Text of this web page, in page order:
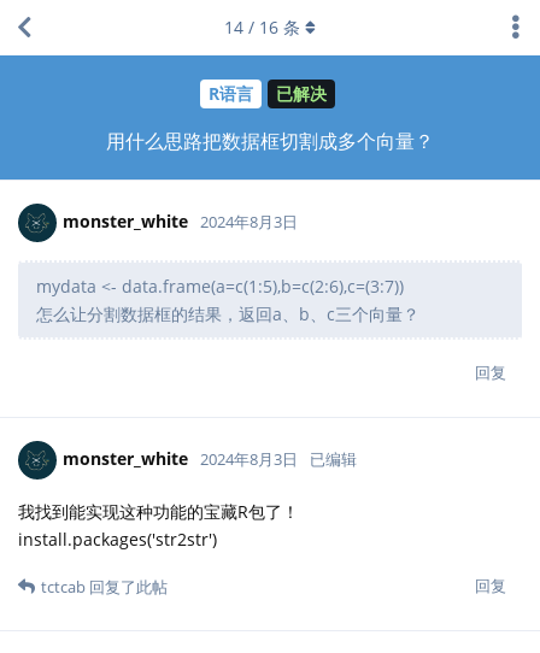
R语言 已解决
用什么思路把数据框切割成多个向量？
14 / 16 条
monster_white 2024年8月3日
mydata <- data.frame(a=c(1:5),b=c(2:6),c=(3:7))
怎么让分割数据框的结果，返回a、b、c三个向量？
回复
monster_white 2024年8月3日 已编辑
我找到能实现这种功能的宝藏R包了！
install.packages('str2str')
回复
tctcab 回复了此帖